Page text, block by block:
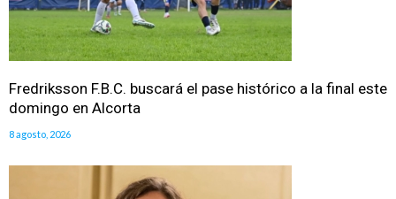
Fredriksson F.B.C. buscará el pase histórico a la final este
domingo en Alcorta
8 agosto, 2026